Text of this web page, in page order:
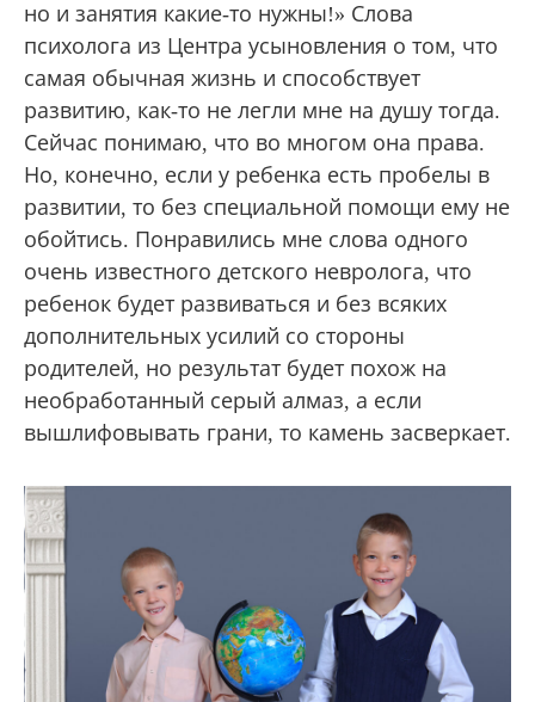
но и занятия какие-то нужны!» Слова
психолога из Центра усыновления о том, что
самая обычная жизнь и способствует
развитию, как-то не легли мне на душу тогда.
Сейчас понимаю, что во многом она права.
Но, конечно, если у ребенка есть пробелы в
развитии, то без специальной помощи ему не
обойтись. Понравились мне слова одного
очень известного детского невролога, что
ребенок будет развиваться и без всяких
дополнительных усилий со стороны
родителей, но результат будет похож на
необработанный серый алмаз, а если
вышлифовывать грани, то камень засверкает.